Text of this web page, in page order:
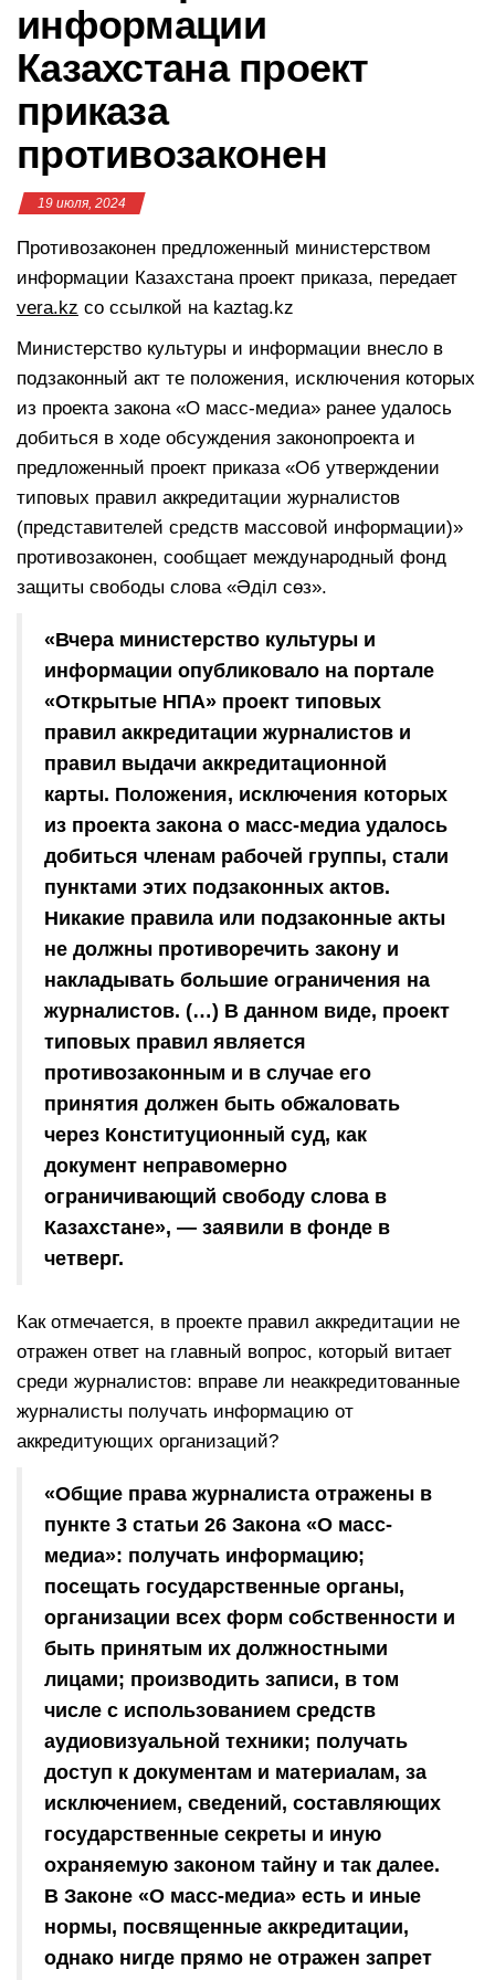
информации
Казахстана проект
приказа
противозаконен
19 июля, 2024
Противозаконен предложенный министерством
информации Казахстана проект приказа, передает
vera.kz со ссылкой на kaztag.kz
Министерство культуры и информации внесло в
подзаконный акт те положения, исключения которых
из проекта закона «О масс-медиа» ранее удалось
добиться в ходе обсуждения законопроекта и
предложенный проект приказа «Об утверждении
типовых правил аккредитации журналистов
(представителей средств массовой информации)»
противозаконен, сообщает международный фонд
защиты свободы слова «Әділ сөз».
«Вчера министерство культуры и
информации опубликовало на портале
«Открытые НПА» проект типовых
правил аккредитации журналистов и
правил выдачи аккредитационной
карты. Положения, исключения которых
из проекта закона о масс-медиа удалось
добиться членам рабочей группы, стали
пунктами этих подзаконных актов.
Никакие правила или подзаконные акты
не должны противоречить закону и
накладывать большие ограничения на
журналистов. (…) В данном виде, проект
типовых правил является
противозаконным и в случае его
принятия должен быть обжаловать
через Конституционный суд, как
документ неправомерно
ограничивающий свободу слова в
Казахстане», — заявили в фонде в
четверг.
Как отмечается, в проекте правил аккредитации не
отражен ответ на главный вопрос, который витает
среди журналистов: вправе ли неаккредитованные
журналисты получать информацию от
аккредитующих организаций?
«Общие права журналиста отражены в
пункте 3 статьи 26 Закона «О масс-
медиа»: получать информацию;
посещать государственные органы,
организации всех форм собственности и
быть принятым их должностными
лицами; производить записи, в том
числе с использованием средств
аудиовизуальной техники; получать
доступ к документам и материалам, за
исключением, сведений, составляющих
государственные секреты и иную
охраняемую законом тайну и так далее.
В Законе «О масс-медиа» есть и иные
нормы, посвященные аккредитации,
однако нигде прямо не отражен запрет